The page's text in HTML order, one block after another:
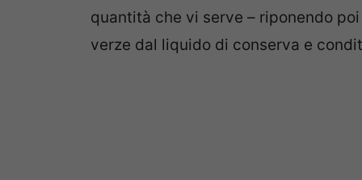
quantità che vi serve – riponendo
verze dal liquido di conserva e